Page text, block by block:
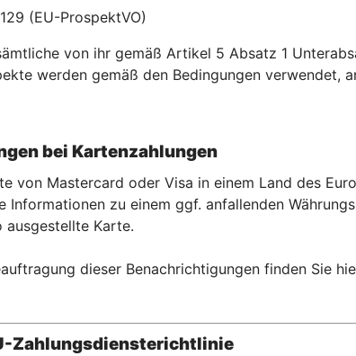
(EU-ProspektVO)
von ihr gemäß Artikel 5 Absatz 1
werden gemäß den Bedingungen verwendet,
bei Kartenzahlungen
Mastercard oder Visa in einem Land des
Informationen zu einem ggf. anfallenden
ausgestellte Karte.
dieser Benachrichtigungen finden Sie
Zahlungsdiensterichtlinie